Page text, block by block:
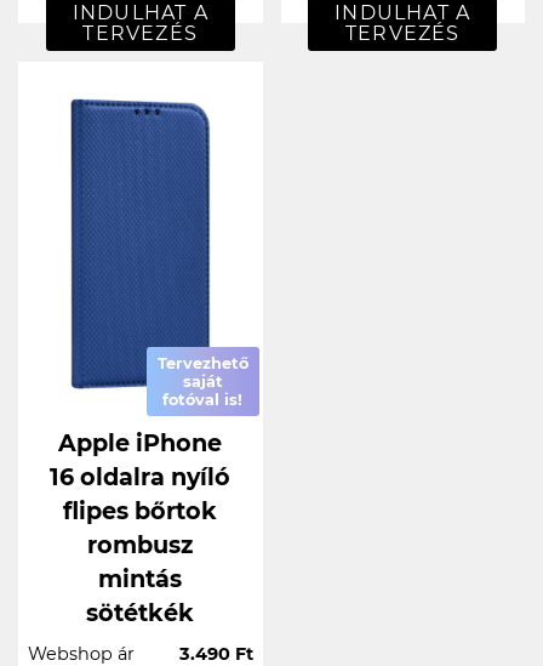
INDULHAT A
TERVEZÉS
INDULHAT A
TERVEZÉS
Tervezhető
saját
fotóval is!
Apple iPhone
16 oldalra nyíló
flipes bőrtok
rombusz
mintás
sötétkék
Webshop ár
3.490 Ft